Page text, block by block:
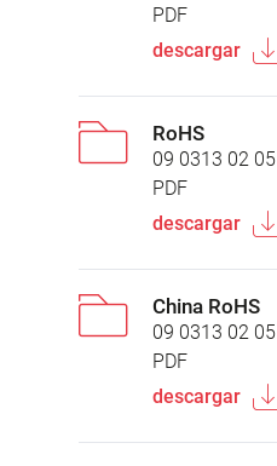
PDF
descargar
RoHS
09 0313 02 05
PDF
descargar
China RoHS
09 0313 02 05
PDF
descargar